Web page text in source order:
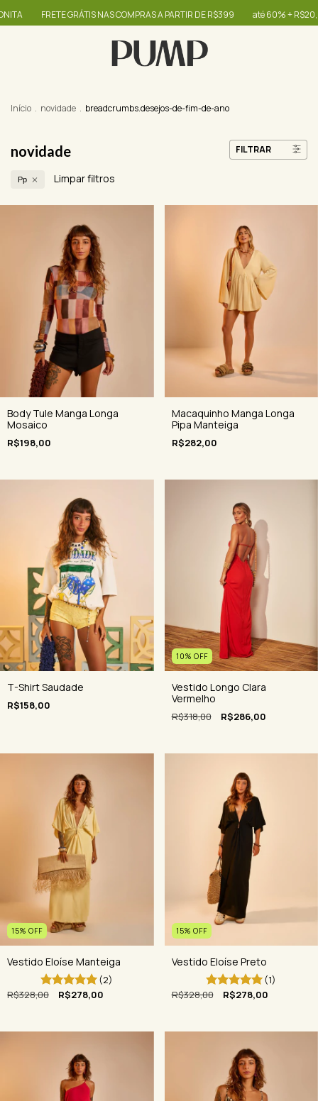
GRÁTIS NAS COMPRAS A PARTIR DE R$399 até 60% + R$20,00 OFF - use
Início . novidade . breadcrumbs.desejos-de-fim-de-ano
novidade FILTRAR
Pp Limpar filtros
Body Tule Manga Longa
Mosaico
R$198,00
Macaquinho Manga Longa
Pipa Manteiga
R$282,00
T-Shirt Saudade
R$158,00
10% OFF
Vestido Longo Clara
Vermelho
R$318,00 R$286,00
15% OFF
Vestido Eloíse Manteiga
(2)
R$328,00
R$278,00
15% OFF
Vestido Eloíse Preto
(1)
R$328,00
R$278,00